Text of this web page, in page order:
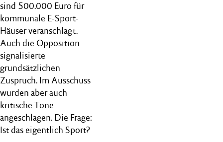
sind 500.000 Euro für
kommunale E-Sport-
Häuser veranschlagt.
Auch die Opposition
signalisierte
grundsätzlichen
Zuspruch. Im Ausschuss
wurden aber auch
kritische Töne
angeschlagen. Die Frage:
Ist das eigentlich Sport?